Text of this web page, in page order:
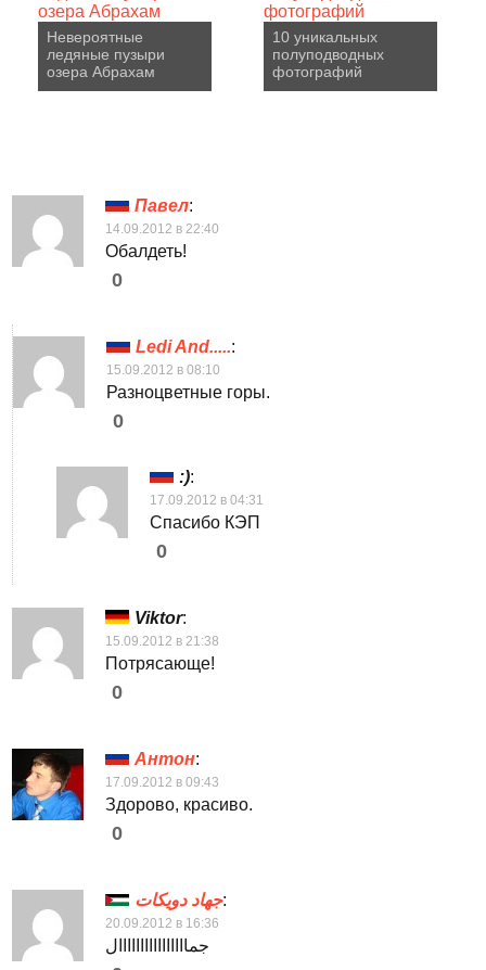
Невероятные
ледяные пузыри
озера Абрахам
10 уникальных
полуподводных
фотографий
Павел:
14.09.2012 в 22:40
Обалдеть!
0
Ledi And.....:
15.09.2012 в 08:10
Разноцветные горы.
0
:):
17.09.2012 в 04:31
Спасибо КЭП
0
Viktor:
15.09.2012 в 21:38
Потрясающе!
0
Антон:
17.09.2012 в 09:43
Здорово, красиво.
0
جهاد دويكات:
20.09.2012 в 16:36
جماااااااااااااااال